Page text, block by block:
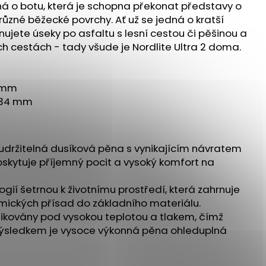
o botu, která je schopna překonat představy o
běžecké povrchy. Ať už se jedná o kratší
úseky po asfaltu s lesní cestou či pěšinou a
cestách - tady všude je Nordlite Ultra 2 doma.
mm
dusíková pěna s vynikajícím návratem
příjemný pocit a vysoký komfort na
šetrnou k životnímu prostředí, která zahrnuje
přísad do základního materiálu.
pod vysokou teplotou a tlakem, čímž
je vysoce výkonná pěna ohleduplná
ULTRA 3 BLACK/DUSK